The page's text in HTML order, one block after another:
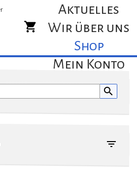
Aktuelles
Wir über uns
Shop
Mein Konto
search
